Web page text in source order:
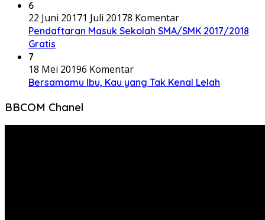
6
22 Juni 20171 Juli 20178 Komentar
Pendaftaran Masuk Sekolah SMA/SMK 2017/2018
Gratis
7
18 Mei 20196 Komentar
Bersamamu Ibu, Kau yang Tak Kenal Lelah
BBCOM Chanel